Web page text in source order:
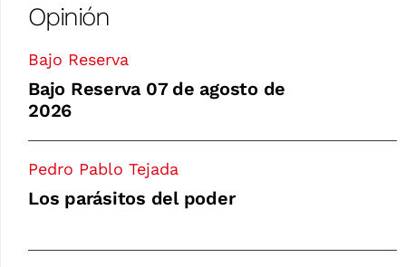
Opinión
Bajo Reserva
Bajo Reserva 07 de agosto de
2026
Pedro Pablo Tejada
Los parásitos del poder